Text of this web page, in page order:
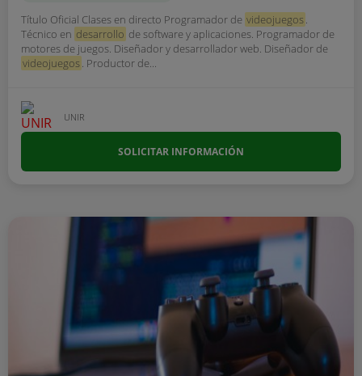
Título Oficial Clases en directo Programador de videojuegos.
Técnico en desarrollo de software y aplicaciones. Programador de
motores de juegos. Diseñador y desarrollador web. Diseñador de
videojuegos. Productor de...
UNIR
SOLICITAR INFORMACIÓN